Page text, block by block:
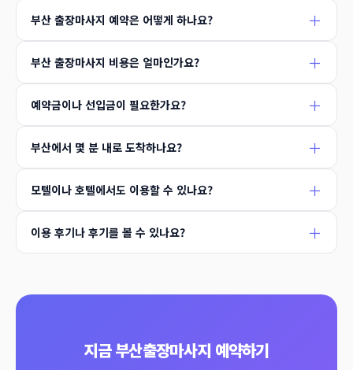
부산 출장마사지 예약은 어떻게 하나요?
부산 출장마사지 비용은 얼마인가요?
예약금이나 선입금이 필요한가요?
부산에서 몇 분 내로 도착하나요?
모텔이나 호텔에서도 이용할 수 있나요?
이용 후기나 후기를 볼 수 있나요?
지금 부산출장마사지 예약하기